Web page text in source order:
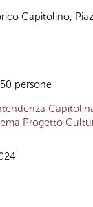
Capitolino,
persone
Progetto